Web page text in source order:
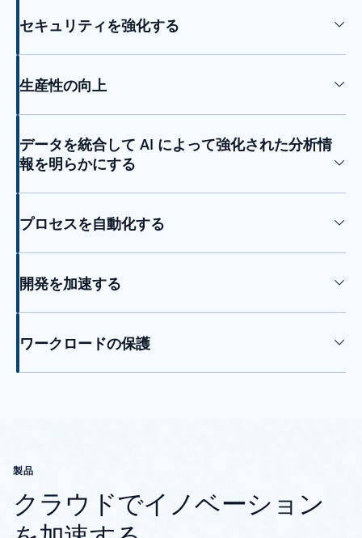
セキュリティを強化する
生産性の向上
データを統合して AI によって強化された分析情
報を明らかにする
プロセスを自動化する
開発を加速する
ワークロードの保護
製品
クラウドでイノベーション